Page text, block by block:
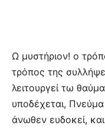
Ω μυστήριον! ο
τρόπος της
λειτουργεί τω
υποδέχεται,
άνωθεν ευδοκεί,